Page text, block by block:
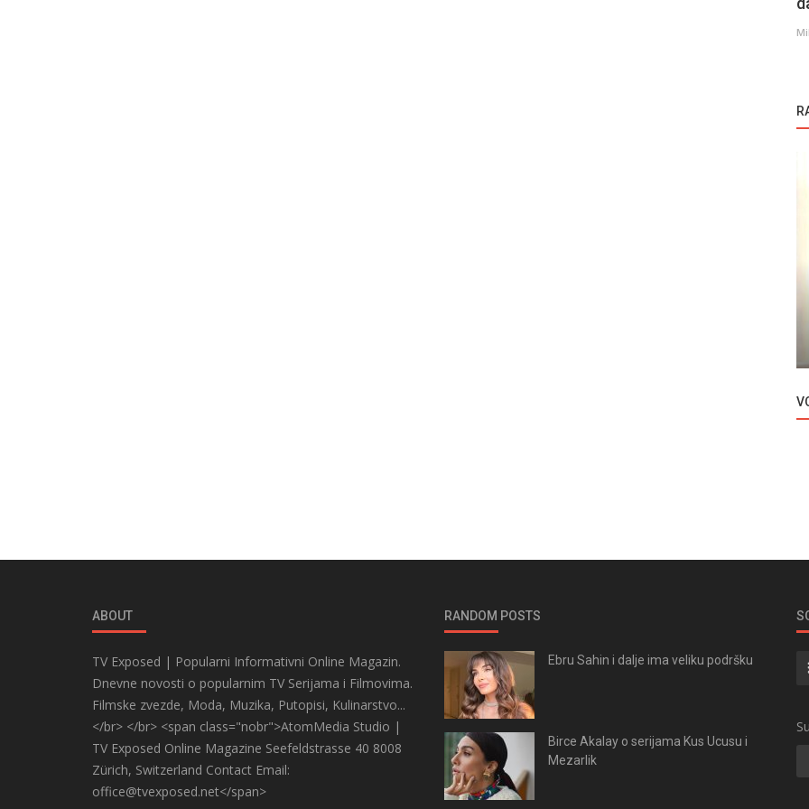
ABOUT
TV Exposed | Popularni Informativni Online Magazin.
Dnevne novosti o popularnim TV Serijama i Filmovima.
Filmske zvezde, Moda, Muzika, Putopisi, Kulinarstvo...
</br> </br> <span class="nobr">AtomMedia Studio |
TV Exposed Online Magazine Seefeldstrasse 40 8008
Zürich, Switzerland Contact Email:
office@tvexposed.net</span>
RANDOM POSTS
Ebru Sahin i dalje ima veliku podršku
Birce Akalay o serijama Kus Ucusu i
Mezarlik